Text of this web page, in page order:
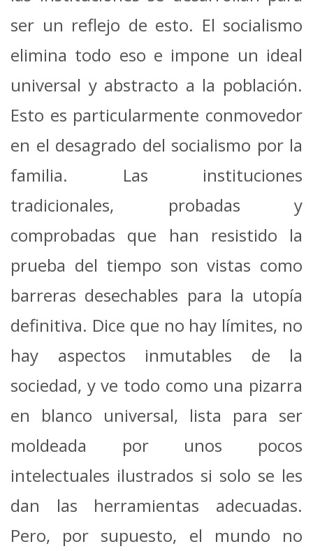
ser un reflejo de esto. El socialismo
elimina todo eso e impone un ideal
universal y abstracto a la población.
Esto es particularmente conmovedor
en el desagrado del socialismo por la
familia. Las instituciones
tradicionales, probadas y
comprobadas que han resistido la
prueba del tiempo son vistas como
barreras desechables para la utopía
definitiva. Dice que no hay límites, no
hay aspectos inmutables de la
sociedad, y ve todo como una pizarra
en blanco universal, lista para ser
moldeada por unos pocos
intelectuales ilustrados si solo se les
dan las herramientas adecuadas.
Pero, por supuesto, el mundo no